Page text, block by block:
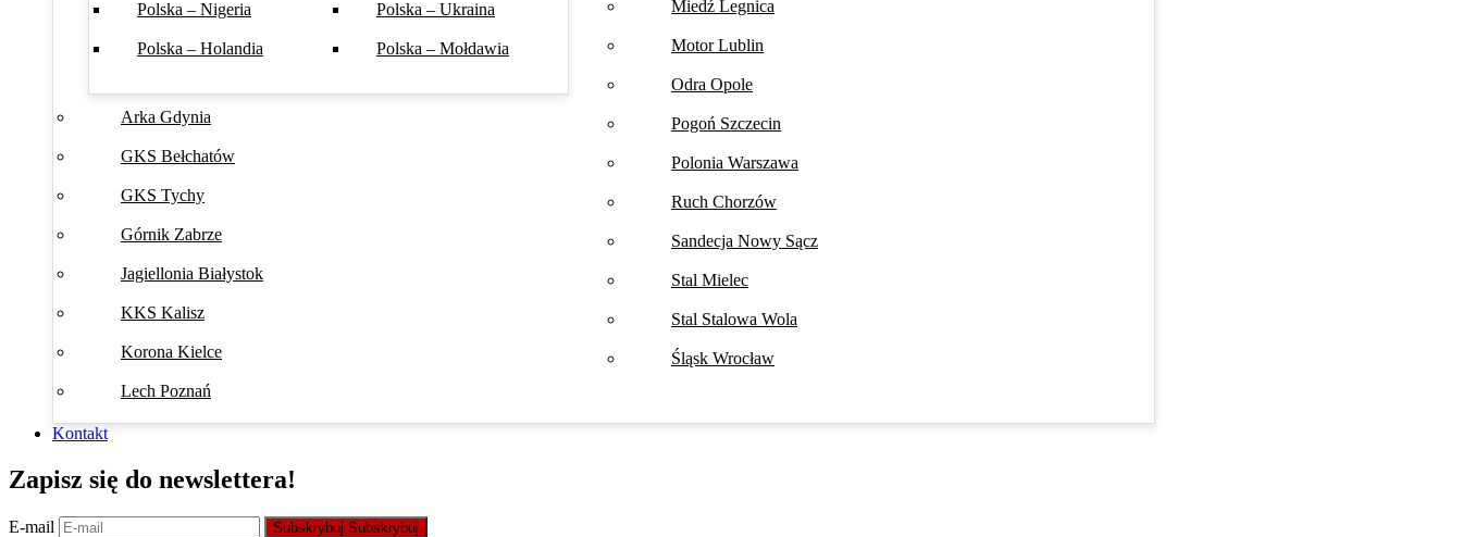
Polska – Nigeria
Polska – Holandia
Polska – Ukraina
Polska – Mołdawia
Arka Gdynia
GKS Bełchatów
GKS Tychy
Górnik Zabrze
Jagiellonia Białystok
KKS Kalisz
Korona Kielce
Lech Poznań
Miedź Legnica
Motor Lublin
Odra Opole
Pogoń Szczecin
Polonia Warszawa
Ruch Chorzów
Sandecja Nowy Sącz
Stal Mielec
Stal Stalowa Wola
Śląsk Wrocław
Kontakt
Zapisz się do newslettera!
E-mail Subskrybuj Subskrybuj